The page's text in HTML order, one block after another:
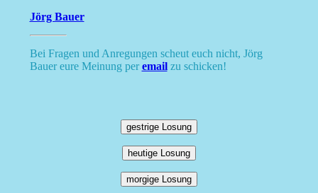
Jörg Bauer
Bei Fragen und Anregungen scheut euch nicht, Jörg
Bauer eure Meinung peremailzu schicken!
gestrige Losung
heutige Losung
morgige Losung